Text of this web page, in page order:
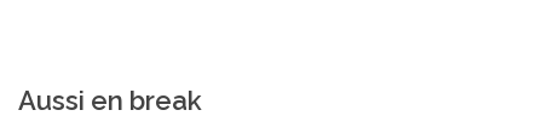
Aussi en break